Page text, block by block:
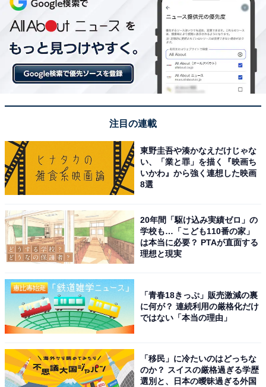
注目の連載
東野圭吾や湊かなえだけじゃな
い、「業と罪」を描く『映画ち
いかわ』から強く連想した映画
8選
20年間「駆け込み実績ゼロ」の
学校も…「こども110番の家」
は本当に必要？ PTAが直面する
理想と現実
「青春18きっぷ」販売激減の裏
に何が？ 連続利用の厳格化だけ
ではない「本当の理由」
「移民」に冷たいのはどっちな
のか？ スイスの厳格過ぎる学歴
選別と、日本の曖昧過ぎる外国